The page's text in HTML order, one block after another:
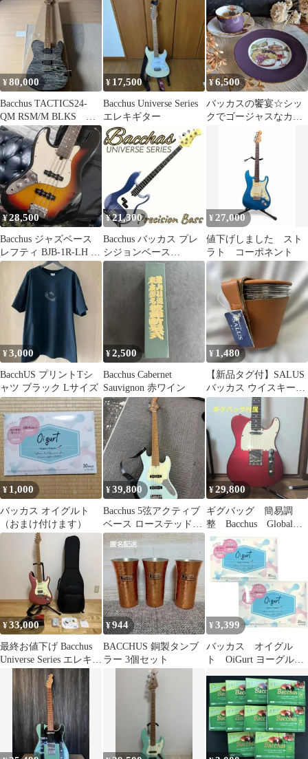
品
¥80,000
Bacchus TACTICS24-
QM RSM/M BLKS バ
ッカス
¥ 17,500
Bacchus Universe Series
エレキギター
¥6,500
バッカスの饗宴☆シッ
クでゴージャスなカッ
プ＆ソーサーとデザー
トプレート
¥28,500
Bacchus ジャズベース
レフティ BJB-1R-LH バ
ッカス 左利き
¥21,300
Bacchus バッカス プレ
シジョンベース
UNIVERSE SERIES 青
¥27,000
値下げしました スト
ラト コーポネント
¥3,000
BacchUS プリントTシ
ャツ ブラック Lサイズ
¥2,500
Bacchus Cabernet
Sauvignon 赤ワイン
¥ 1,480
【新品タグ付】SALUS
バッカス ウイスキーカ
ップ 3P レザーケース付
¥ 1,000
バッカス オイグルト
（おまけ付けます）
¥39,800
Bacchus 5弦アクティブ
ベース ローステッドメ
イプル 水色
¥29,800
ギグバッグ 簡易調
整 Bacchus Global
Series テレキャスター
¥33,000
最終お値下げ Bacchus
Universe Series エレキギ
ターセット
¥944
BACCHUS 銅製タンブ
ラー 3個セット
¥ 3,399
バッカス オイグル
ト OiGurt ヨーグルト
ト